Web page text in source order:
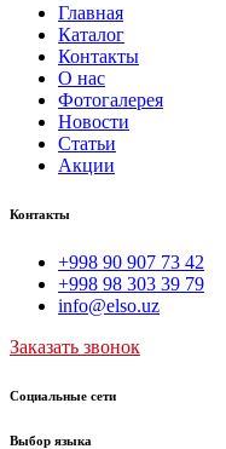
Главная
Каталог
Контакты
О нас
Фотогалерея
Новости
Статьи
Акции
Контакты
+998 90 907 73 42
+998 98 303 39 79
info@elso.uz
Заказать звонок
Социальные сети
Выбор языка